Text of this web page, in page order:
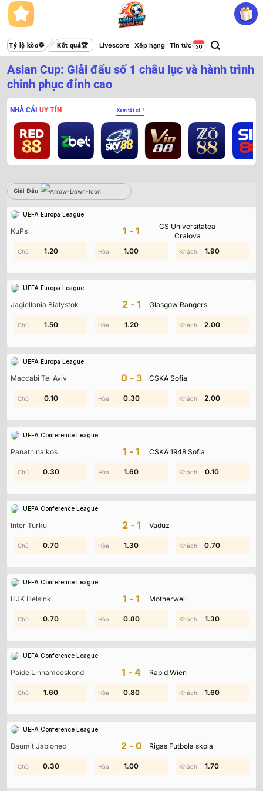
Bỏ
qua
dungTỷ lệ kèo Kết quả Livescore Xếp hạng Tin tức
Asian Cup: Giải đấu số 1 châu lục và hành trình
chinh phục đỉnh cao
NHÀ CÁI UY TÍN Xem tất cả
Giải Đấu
UEFA Europa League
KuPs 1-1
CS Universitatea
Craiova
0.80
1.50 0.70
1.20 1.00 1.90
UEFA Europa League
Jagiellonia Bialystok 2-1 Glasgow Rangers
0.70 0.30 0.10
1.50 1.20 2.00
UEFA Europa League
Maccabi Tel Aviv 0-3 CSKA Sofia
0.40 1.50 1.30
0.10 0.30 2.00
UEFA Conference League
Panathinaikos 1-1 CSKA 1948 Sofia
1.60 1.40 1.30
0.30 1.60 0.10
UEFA Conference League
Inter Turku 2-1 Vaduz
1.70 1.20 1.20
0.70 1.30 0.70
UEFA Conference League
HJK Helsinki 1-1 Motherwell
0.70 1.70 1.40
0.70 0.80 1.30
UEFA Conference League
Paide Linnameeskond 1-4 Rapid Wien
0.90 1.00 1.80
1.60 0.80 1.60
UEFA Conference League
Baumit Jablonec 2-0 Rigas Futbola skola
1.10 0.50 0.70
0.30 1.00 1.70
Sbobet
Không có dữ liệu vui lòng chọn bộ lọc khác